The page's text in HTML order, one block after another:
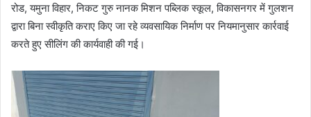
रोड, यमुना विहार, निकट गुरु नानक मिशन पब्लिक स्कूल, विकासनगर में गुलशन
द्वारा बिना स्वीकृति कराए किए जा रहे व्यवसायिक निर्माण पर नियमानुसार कार्रवाई
करते हुए सीलिंग की कार्यवाही की गई।